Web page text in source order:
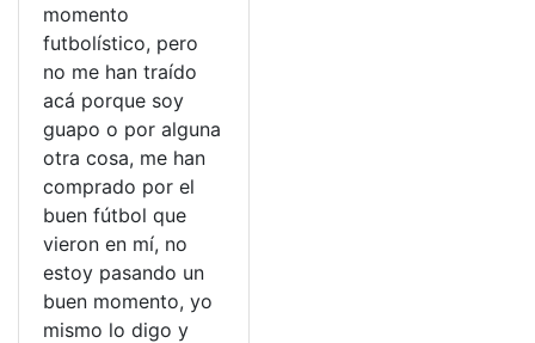
momento
futbolístico, pero
no me han traído
acá porque soy
guapo o por alguna
otra cosa, me han
comprado por el
buen fútbol que
vieron en mí, no
estoy pasando un
buen momento, yo
mismo lo digo y